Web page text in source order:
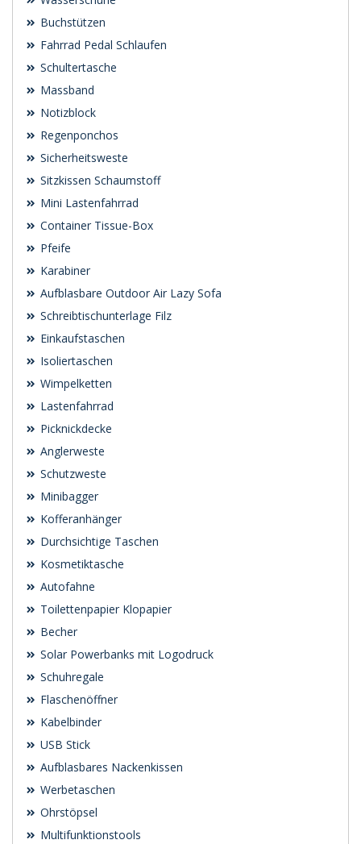
Buchstützen
Fahrrad Pedal Schlaufen
Schultertasche
Massband
Notizblock
Regenponchos
Sicherheitsweste
Sitzkissen Schaumstoff
Mini Lastenfahrrad
Container Tissue-Box
Pfeife
Karabiner
Aufblasbare Outdoor Air Lazy Sofa
Schreibtischunterlage Filz
Einkaufstaschen
Isoliertaschen
Wimpelketten
Lastenfahrrad
Picknickdecke
Anglerweste
Schutzweste
Minibagger
Kofferanhänger
Durchsichtige Taschen
Kosmetiktasche
Autofahne
Toilettenpapier Klopapier
Becher
Solar Powerbanks mit Logodruck
Schuhregale
Flaschenöffner
Kabelbinder
USB Stick
Aufblasbares Nackenkissen
Werbetaschen
Ohrstöpsel
Multifunktionstools